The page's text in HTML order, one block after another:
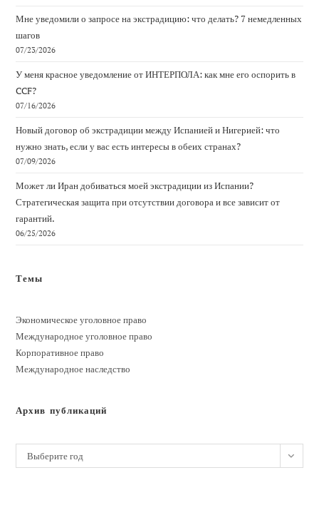
Мне уведомили о запросе на экстрадицию: что делать? 7 немедленных
шагов
07/23/2026
У меня красное уведомление от ИНТЕРПОЛА: как мне его оспорить в
CCF?
07/16/2026
Новый договор об экстрадиции между Испанией и Нигерией: что
нужно знать, если у вас есть интересы в обеих странах?
07/09/2026
Может ли Иран добиваться моей экстрадиции из Испании?
Стратегическая защита при отсутствии договора и все зависит от
гарантий.
06/25/2026
Темы
Экономическое уголовное право
Международное уголовное право
Корпоративное право
Международное наследство
Архив публикаций
Архивы
Выберите год